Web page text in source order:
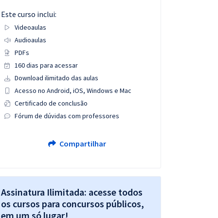
Este curso inclui:
Videoaulas
Audioaulas
PDFs
160 dias para acessar
Download ilimitado das aulas
Acesso no Android, iOS, Windows e Mac
Certificado de conclusão
Fórum de dúvidas com professores
Compartilhar
Assinatura Ilimitada: acesse todos
os cursos para concursos públicos,
em um só lugar!